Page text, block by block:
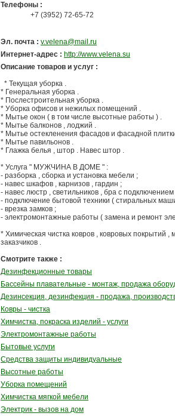
Телефоны :
+7 (3952) 72-65-72
Эл. почта : v.velena@mail.ru
Интернет-адрес : http://www.velena.su
Описание товаров и услуг :
* Текущая уборка .
* Генеральная уборка .
* Послестроительная уборка .
* Уборка офисов и нежилых помещений .
* Мытье окон ( в том числе высотные работы ) .
* Мытье балконов , лоджий .
* Мытье остекленения фасадов и фасадной
* Мытье павильонов .
* Глажка белья , штор . Навес штор .
* Услуга " МУЖЧИНА В ДОМЕ " :
- разборка , сборка и установка мебели ;
- навес шкафов , карнизов , гардин ;
- навес люстр , светильников , бра с подключением
- подключение бытовой техники ( стиральных
- врезка замков ;
- электромонтажные работы ( замена и ремонт
* Химическая чистка ковров , ковровых покрытий
заказчиков .
Смотрите также :
Дезинфекционные товары
Бассейны плавательные - монтаж, продажа
Дезинсекция, дезинфекция - продажа,
Ковры - чистка
Химчистка, покраска изделий - услуги
Электромонтажные работы
Бытовые услуги
Средства защиты индивидуальные
Высотные работы
Уборка помещений
Химчистка мягкой мебели
Электрик - вызов на дом